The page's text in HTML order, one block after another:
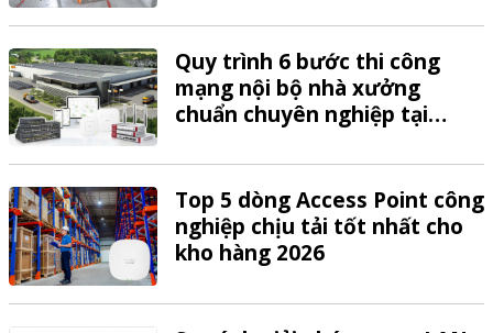
Quy trình 6 bước thi công
mạng nội bộ nhà xưởng
chuẩn chuyên nghiệp tại
Top 5 dòng Access Point công
nghiệp chịu tải tốt nhất cho
kho hàng 2026